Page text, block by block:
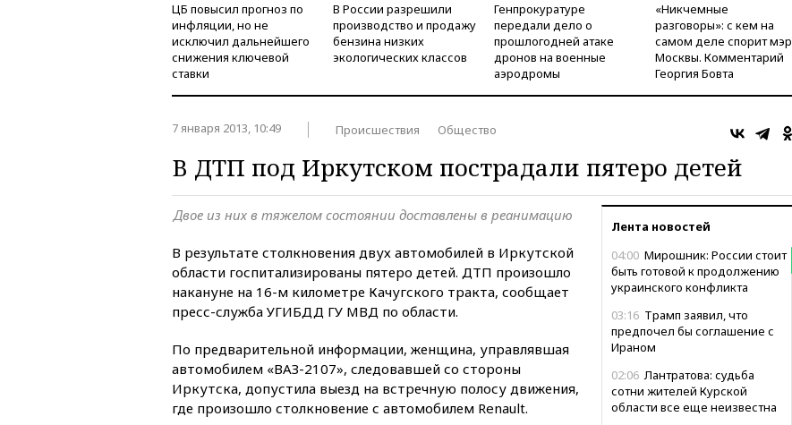
ЦБ повысил прогноз по
инфляции, но не
исключил дальнейшего
снижения ключевой
ставки
В России разрешили
производство и продажу
бензина низких
экологических классов
Генпрокуратуре
передали дело о
прошлогодней атаке
дронов на военные
аэродромы
«Никчемные
разговоры»: с кем на
самом деле спорит мэр
Москвы. Комментарий
Георгия Бовта
7 января 2013, 10:49 Происшествия Общество
В ДТП под Иркутском пострадали пятеро детей
Лента новостей
04:00 Мирошник: России стоит
быть готовой к продолжению
украинского конфликта
03:16 Трамп заявил, что
предпочел бы соглашение с
Ираном
02:06 Лантратова: судьба
сотни жителей Курской
области все еще неизвестна
Двое из них в тяжелом состоянии доставлены в реанимацию
В результате столкновения двух автомобилей в Иркутской
области госпитализированы пятеро детей. ДТП произошло
накануне на 16-м километре Качугского тракта, сообщает
пресс-служба УГИБДД ГУ МВД по области.
По предварительной информации, женщина, управлявшая
автомобилем «ВАЗ-2107», следовавшей со стороны
Иркутска, допустила выезд на встречную полосу движения,
где произошло столкновение с автомобилем Renault.